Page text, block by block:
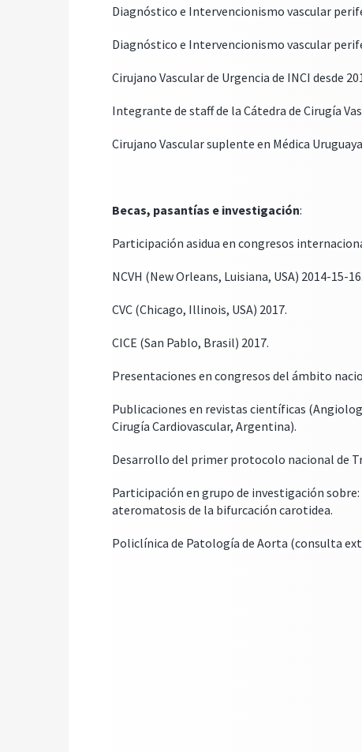
Diagnóstico e Intervencionismo vascular
Diagnóstico e Intervencionismo vascular
Cirujano Vascular de Urgencia de INCI desde
Integrante de staff de la Cátedra de Cirugía
Cirujano Vascular suplente en Médica
Becas, pasantías e investigación:
Participación asidua en congresos
NCVH (New Orleans, Luisiana, USA) 2014-15-16.
CVC (Chicago, Illinois, USA) 2017.
CICE (San Pablo, Brasil) 2017.
Presentaciones en congresos del ámbito
Publicaciones en revistas científicas
Cirugía Cardiovascular, Argentina).
Desarrollo del primer protocolo nacional de
Participación en grupo de investigación
ateromatosis de la bifurcación carotidea.
Policlínica de Patología de Aorta (consulta